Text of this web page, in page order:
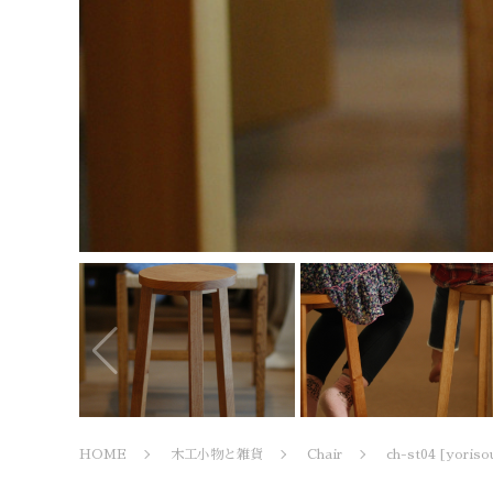
HOME 木工小物と雑貨 Chair ch-st04